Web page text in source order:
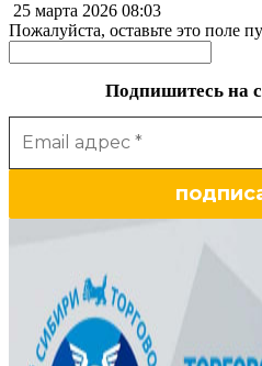
25 марта 2026 08:03
Пожалуйста, оставьте это поле
Подпишитесь на